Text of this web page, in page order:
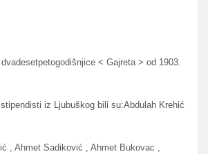
< Gajreta > od 1903.
iz Ljubuškog bili su:Abdulah Krehić
, Ahmet Sadiković , Ahmet Bukovac ,